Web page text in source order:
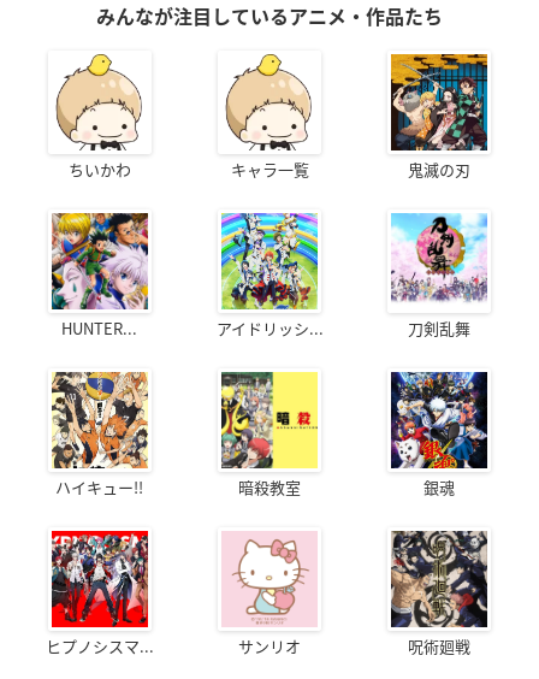
みんなが注目しているアニメ・作品たち
ちいかわ キャラ一覧 鬼滅の刃
HUNTER... アイドリッシ... 刀剣乱舞
ハイキュー!! 暗殺教室 銀魂
ヒプノシスマ... サンリオ 呪術廻戦